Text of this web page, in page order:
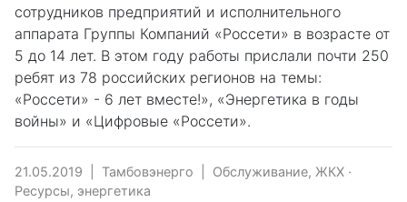
сотрудников предприятий и исполнительного
аппарата Группы Компаний «Россети» в возрасте от
5 до 14 лет. В этом году работы прислали почти 250
ребят из 78 российских регионов на темы:
«Россети» - 6 лет вместе!», «Энергетика в годы
войны» и «Цифровые «Россети».
21.05.2019 Тамбовэнерго Обслуживание, ЖКХ ·
Ресурсы, энергетика